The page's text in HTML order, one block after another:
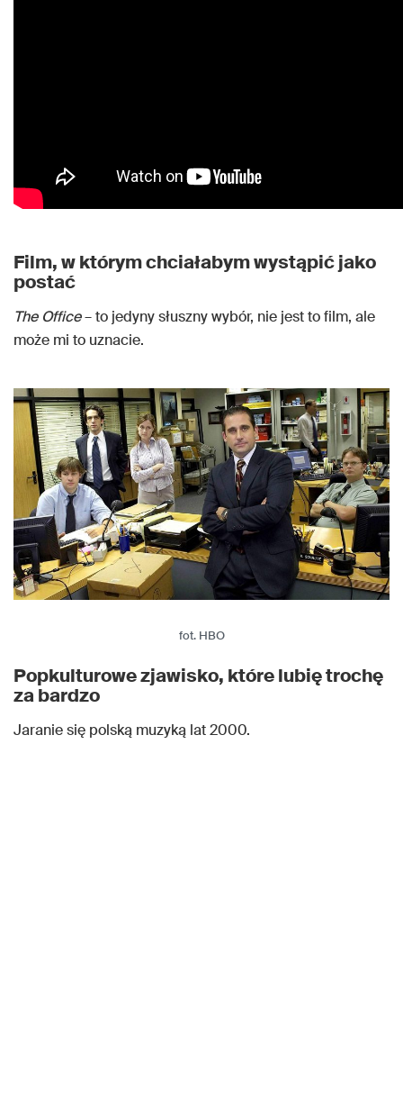
Film, w którym chciałabym wystąpić jako
postać
The Office– to jedyny słuszny wybór, nie jest to film, ale
może mi to uznacie.
fot. HBO
Popkulturowe zjawisko, które lubię trochę
za bardzo
Jaranie się polską muzyką lat 2000.